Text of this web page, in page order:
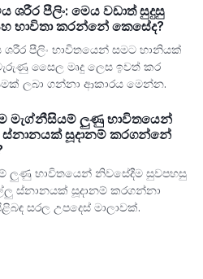
ශරීර පීලිං: මෙය වඩාත් සුදුසු
භාවිතා කරන්නේ කෙසේද?
පීලිං භාවිතයෙන් සමට හානියක්
සෛල මෘදු ලෙස ඉවත් කර
ලබා ගන්නා ආකාරය මෙන්න.
මැග්නීසියම් ලුණු භාවිතයෙන්
ස්නානයක් සූදානම් කරගන්නේ
ලුණු භාවිතයෙන් නිවසේදීම සුවපහසු
ස්නානයක් සූදානම් කරගන්නා
සරල උපදෙස් මාලාවක්.